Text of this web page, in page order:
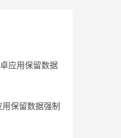
应用保留数据
用保留数据强制